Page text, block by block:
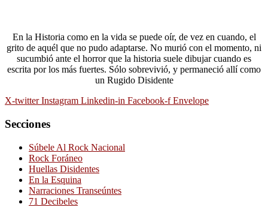
En la Historia como en la vida se puede oír, de vez en cuando, el
grito de aquél que no pudo adaptarse. No murió con el momento, ni
sucumbió ante el horror que la historia suele dibujar cuando es
escrita por los más fuertes. Sólo sobrevivió, y permaneció allí como
un Rugido Disidente
X-twitter Instagram Linkedin-in Facebook-f Envelope
Secciones
Súbele Al Rock Nacional
Rock Foráneo
Huellas Disidentes
En la Esquina
Narraciones Transeúntes
71 Decibeles